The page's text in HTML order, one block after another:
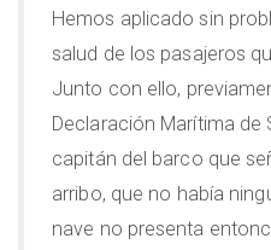
Hemos aplicado sin
salud de los pasajeros
Junto con ello,
Declaración Marítima de
capitán del barco que
arribo, que no había
nave no presenta